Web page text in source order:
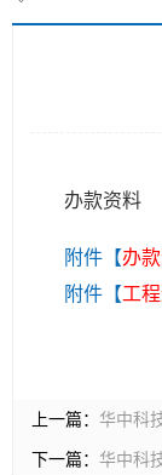
办款资料
附件【办
附件【工
上一篇： 华中科
下一篇： 华中科